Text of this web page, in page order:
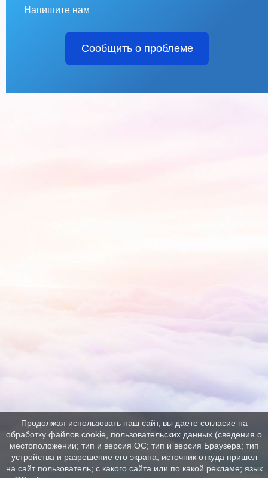
Напишите нам
Сообщить о проблеме
Продолжая использовать наш сайт, вы даете согласие на
обработку файлов cookie, пользовательских данных (сведения о
местоположении; тип и версия ОС; тип и версия Браузера; тип
устройства и разрешение его экрана; источник откуда пришел
на сайт пользователь; с какого сайта или по какой рекламе; язык